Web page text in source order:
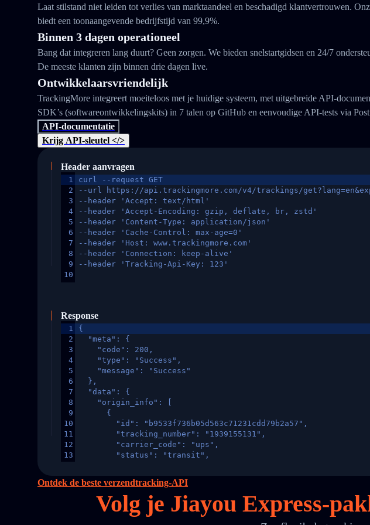
Laat stilstand niet leiden tot verlies van marktaandeel en beschadigd klantvertrouwen.
biedt een toonaangevende bedrijfstijd van 99,9%.
Binnen 3 dagen operationeel
Bang dat integreren lang duurt? Geen zorgen. We bieden snelstartgidsen en 24/7
De meeste klanten zijn binnen drie dagen live.
Ontwikkelaarsvriendelijk
TrackingMore integreert moeiteloos met je huidige systeem, met uitgebreide API-
SDK’s (softwareontwikkelingskits) in 7 talen op GitHub en eenvoudige API-tests via
API-documentatie
Krijg API-sleutel </>
Header aanvragen
1
2
3
4
5
6
7
8
9
10
curl --request GET
--url https://api.trackingmore.com/v4/trackings/
--header 'Accept: text/html'
--header 'Accept-Encoding: gzip, deflate, br, zstd'
--header 'Content-Type: application/json'
--header 'Cache-Control: max-age=0'
--header 'Host: www.trackingmore.com'
--header 'Connection: keep-alive'
--header 'Tracking-Api-Key: 123'
Response
1
2
3
4
5
6
7
8
9
10
11
12
13
16
{
  "meta": {
    "code": 200,
    "type": "Success",
    "message": "Success"
  },
  "data": {
    "origin_info": [
      {
        "id": "b9533f736b05d563c71231cdd79b2a57",
        "tracking_number": "1939155131",
        "carrier_code": "ups",
        "status": "transit",
        "itemTimeLength": 2,
        "weblink": "",
        "phone": null,
        "trackinfo": [
Ontdek de beste verzendtracking-API
Volg je Jiayou Express-